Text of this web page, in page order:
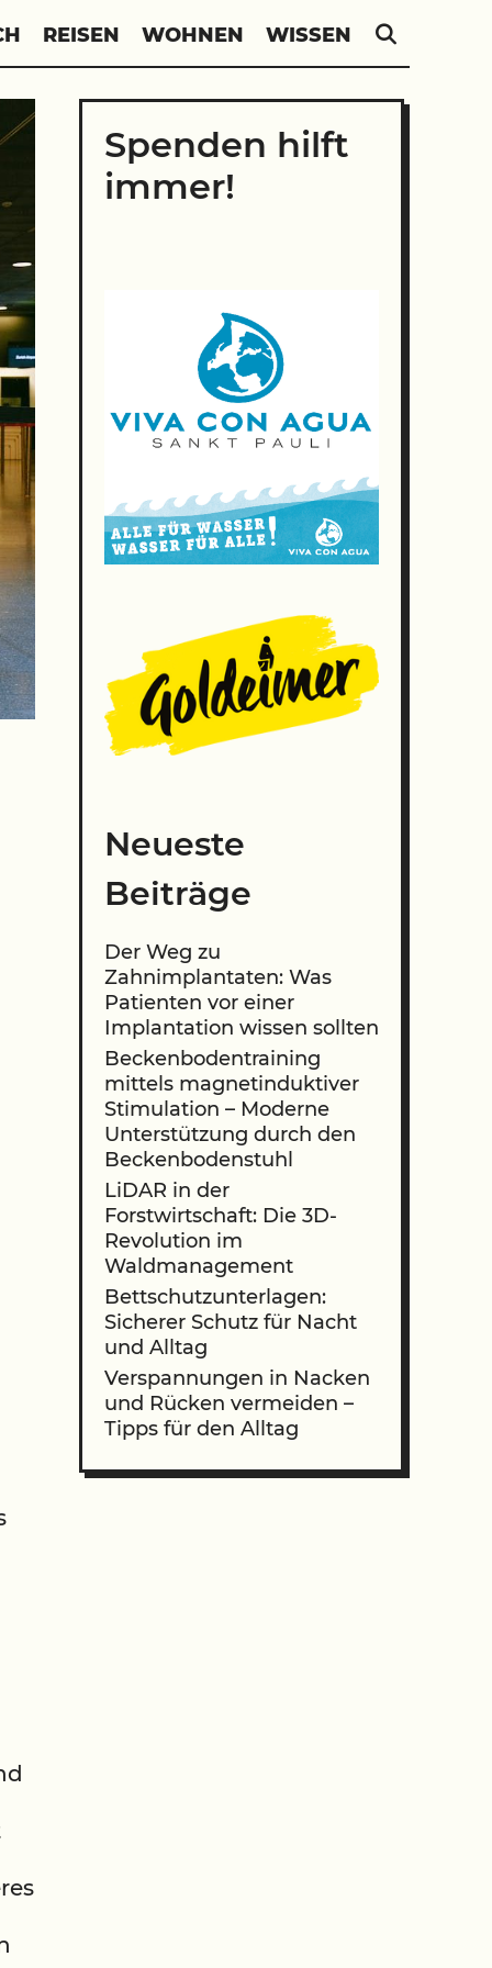
REISEN WOHNEN WISSEN
Spenden hilft
immer!
Neueste
Beiträge
Der Weg zu
Zahnimplantaten: Was
Patienten vor einer
Implantation wissen sollten
Beckenbodentraining
mittels magnetinduktiver
Stimulation – Moderne
Unterstützung durch den
Beckenbodenstuhl
LiDAR in der
Forstwirtschaft: Die 3D-
Revolution im
Waldmanagement
Bettschutzunterlagen:
Sicherer Schutz für Nacht
und Alltag
Verspannungen in Nacken
und Rücken vermeiden –
Tipps für den Alltag